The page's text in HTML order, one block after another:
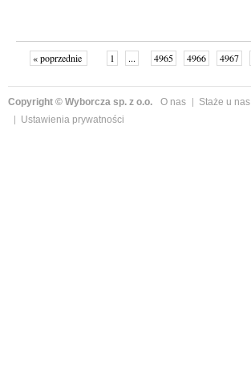
« poprzednie 1 ... 4965 4966 4967
Copyright © Wyborcza sp. z o.o. O nas Staże u nas
Ustawienia prywatności